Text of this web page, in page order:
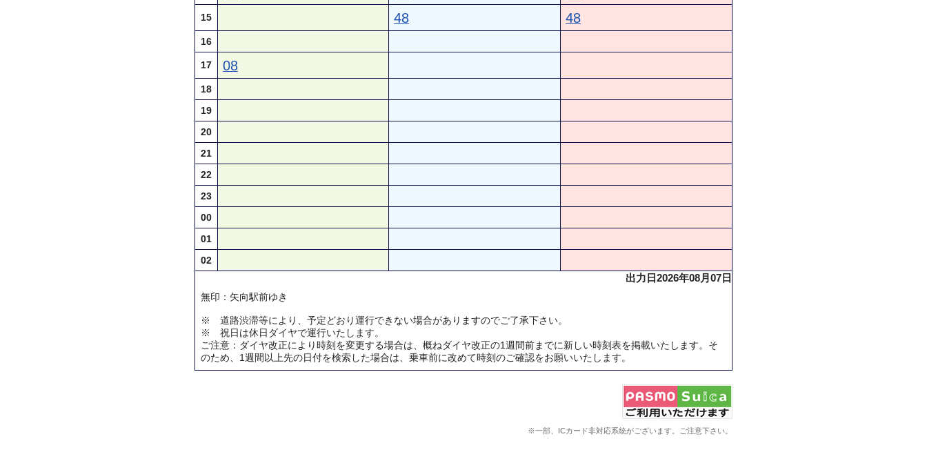
15 48 48
16
17 08
18
19
20
21
22
23
00
01
02
出力日2026年08月07日
無印：矢向駅前ゆき
※ 道路渋滞等により、予定どおり運行できない場合がありますのでご了承下さい。
※ 祝日は休日ダイヤで運行いたします。
ご注意：ダイヤ改正により時刻を変更する場合は、概ねダイヤ改正の1週間前までに新しい時刻表を掲載いたします。そ
のため、1週間以上先の日付を検索した場合は、乗車前に改めて時刻のご確認をお願いいたします。
※一部、ICカード非対応系統がございます。ご注意下さい。